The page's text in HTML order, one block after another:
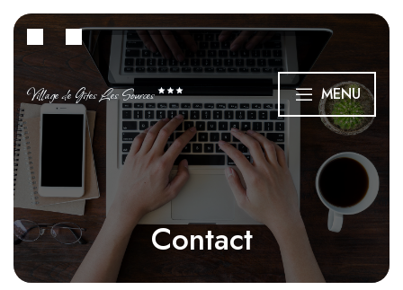
Village de Gîtes Les Sources MENU
Contact